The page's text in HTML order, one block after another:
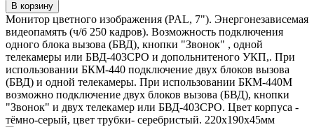
В корзину
Монитор цветного изображения (PAL, 7"). Энергонезависемая
видеопамять (ч/б 250 кадров). Возможность подключения
одного блока вызова (БВД), кнопки "Звонок" , одной
телекамеры или БВД-403СРО и допольнитеного УКП,. При
использовании БКМ-440 подключение двух блоков вызова
(БВД) и одной телекамеры. При использовании БКМ-440М
возможно подключение двух блоков вызова (БВД), кнопки
"Звонок" и двух телекамер или БВД-403СРО. Цвет корпуса -
тёмно-серый, цвет трубки- серебристый. 220х190х45мм